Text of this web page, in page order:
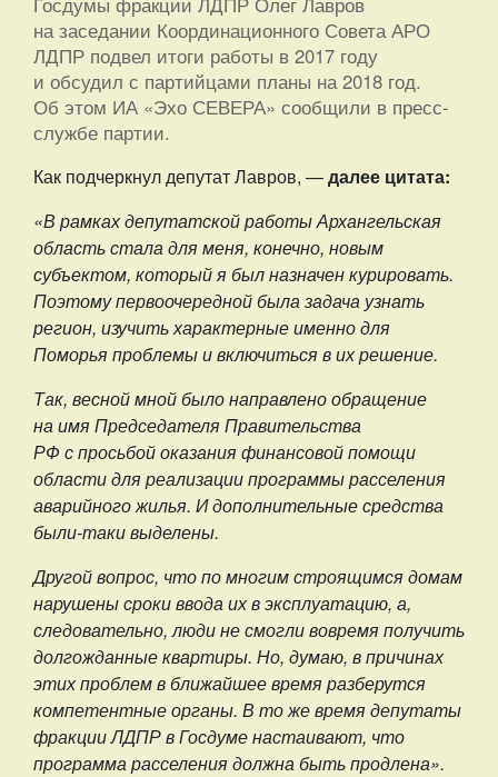
на заседании Координационного Совета АРО
ЛДПР подвел итоги работы в 2017 году
и обсудил с партийцами планы на 2018 год.
Об этом ИА «Эхо СЕВЕРА» сообщили в пресс-
службе партии.
Как подчеркнул депутат Лавров, —далее цитата:
«В рамках депутатской работы Архангельская
область стала для меня, конечно, новым
субъектом, который я был назначен курировать.
Поэтому первоочередной была задача узнать
регион, изучить характерные именно для
Поморья проблемы и включиться в их решение.
Так, весной мной было направлено обращение
на имя Председателя Правительства
РФ с просьбой оказания финансовой помощи
области для реализации программы расселения
аварийного жилья. И дополнительные средства
были-таки выделены.
Другой вопрос, что по многим строящимся домам
нарушены сроки ввода их в эксплуатацию, а,
следовательно, люди не смогли вовремя получить
долгожданные квартиры. Но, думаю, в причинах
этих проблем в ближайшее время разберутся
компетентные органы. В то же время депутаты
фракции ЛДПР в Госдуме настаивают, что
программа расселения должна быть продлена».